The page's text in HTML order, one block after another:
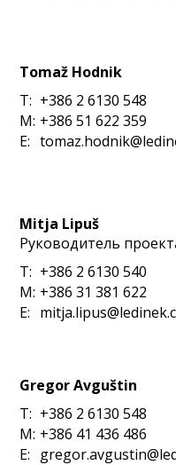
Tomaž Hodnik
T: +386 2 6130 548
M: +386 51 622 359
E:
Mitja Lipuš
Руководитель
T: +386 2 6130 540
M: +386 31 381 622
E:
Gregor Avguštin
T: +386 2 6130 548
M: +386 41 436 486
E: